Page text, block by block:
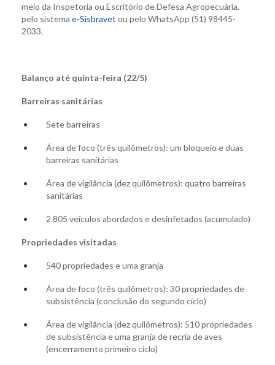
meio da Inspetoria ou Escritório de Defesa Agropecuária,
pelo sistema e-Sisbravet ou pelo WhatsApp (51) 98445-
2033.
Balanço até quinta-feira (22/5)
Barreiras sanitárias
Sete barreiras
Área de foco (três quilômetros): um bloqueio e duas
barreiras sanitárias
Área de vigilância (dez quilômetros): quatro barreiras
sanitárias
2.805 veículos abordados e desinfetados (acumulado)
Propriedades visitadas
540 propriedades e uma granja
Área de foco (três quilômetros): 30 propriedades de
subsistência (conclusão do segundo ciclo)
Área de vigilância (dez quilômetros): 510 propriedades
de subsistência e uma granja de recria de aves
(encerramento primeiro ciclo)